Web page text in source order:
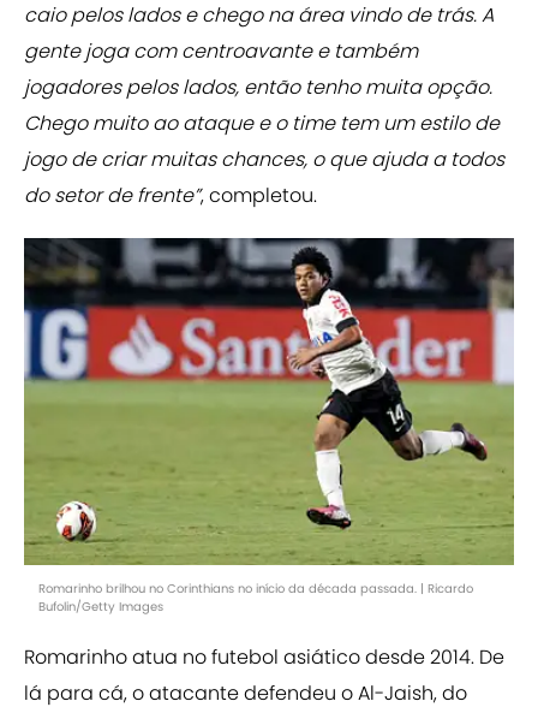
caio pelos lados e chego na área vindo de trás. A
gente joga com centroavante e também
jogadores pelos lados, então tenho muita opção.
Chego muito ao ataque e o time tem um estilo de
jogo de criar muitas chances, o que ajuda a todos
do setor de frente”, completou.
Romarinho brilhou no Corinthians no início da década passada. | Ricardo
Bufolin/Getty Images
Romarinho atua no futebol asiático desde 2014. De
lá para cá, o atacante defendeu o Al-Jaish, do